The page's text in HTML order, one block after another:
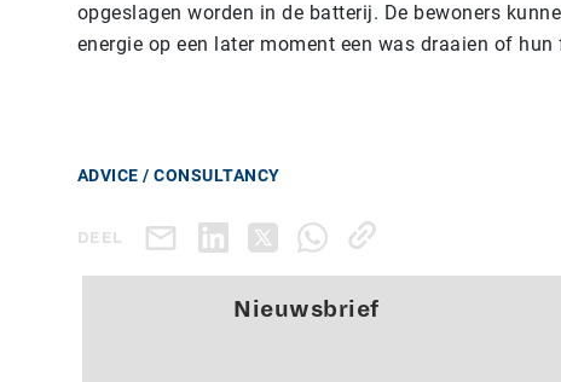
opgeslagen worden in de batterij. De bewoners
energie op een later moment een was draaien of
ADVICE / CONSULTANCY
DEEL
Nieuwsbrief